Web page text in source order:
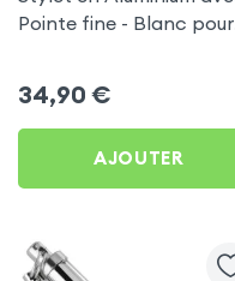
Pointe fine - Blanc pour
34,90 €
AJOUTER